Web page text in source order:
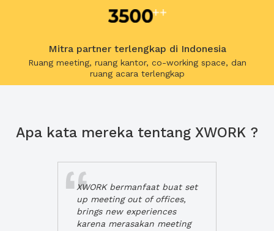
Mitra partner terlengkap di Indonesia
Ruang meeting, ruang kantor, co-working space, dan
ruang acara terlengkap
Apa kata mereka tentang XWORK ?
XWORK bermanfaat buat set
up meeting out of offices,
brings new experiences
karena merasakan meeting